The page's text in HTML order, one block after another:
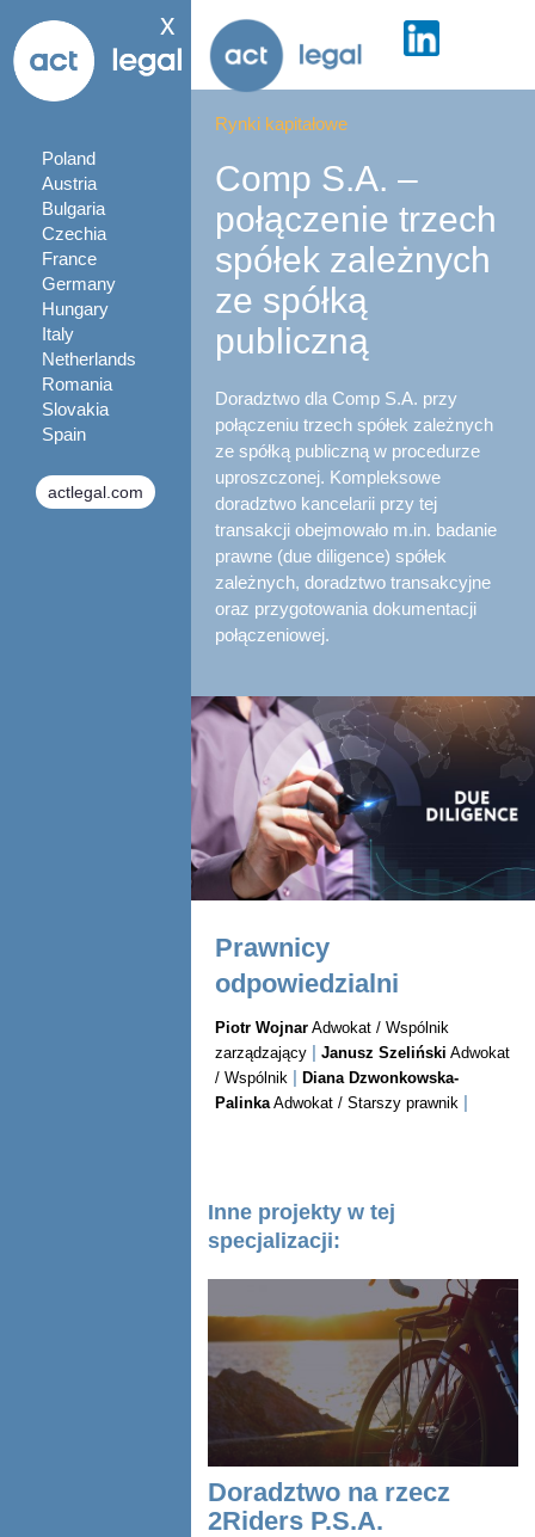
x
Poland
Austria
Bulgaria
Czechia
France
Germany
Hungary
Italy
Netherlands
Romania
Slovakia
Spain
actlegal.com
Rynki kapitałowe
Comp S.A. –
połączenie trzech
spółek zależnych
ze spółką
publiczną
Doradztwo dla Comp S.A. przy
połączeniu trzech spółek zależnych
ze spółką publiczną w procedurze
uproszczonej. Kompleksowe
doradztwo kancelarii przy tej
transakcji obejmowało m.in. badanie
prawne (due diligence) spółek
zależnych, doradztwo transakcyjne
oraz przygotowania dokumentacji
połączeniowej.
Prawnicy
odpowiedzialni
Piotr Wojnar Adwokat / Wspólnik
zarządzający | Janusz Szeliński Adwokat
/ Wspólnik | Diana Dzwonkowska-
PalinkaAdwokat / Starszy prawnik |
Inne projekty w tej
specjalizacji:
Doradztwo na rzecz
2Riders P.S.A.